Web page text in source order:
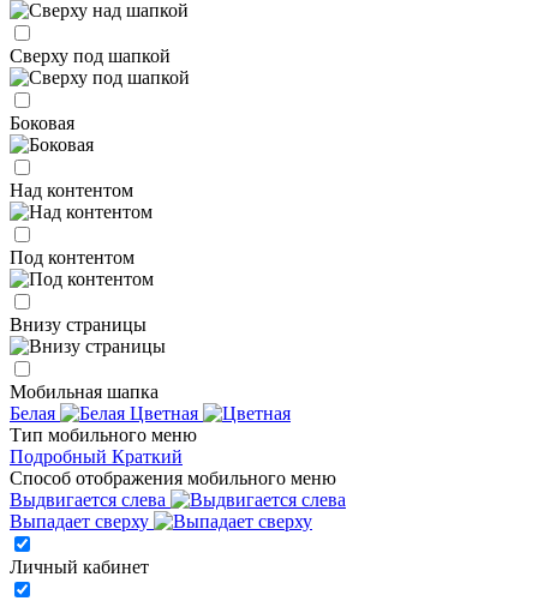
Сверху под шапкой
Боковая
Над контентом
Под контентом
Внизу страницы
Мобильная шапка
Белая
Цветная
Тип мобильного меню
Подробный Краткий
Способ отображения мобильного меню
Выдвигается слева
Выпадает сверху
Личный кабинет